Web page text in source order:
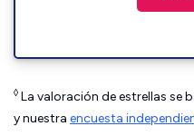
◊ La valoración de estrellas se
y nuestra encuesta